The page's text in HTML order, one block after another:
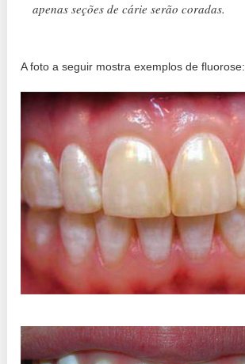
apenas seções de cárie serão coradas.
A foto a seguir mostra exemplos de fluorose: